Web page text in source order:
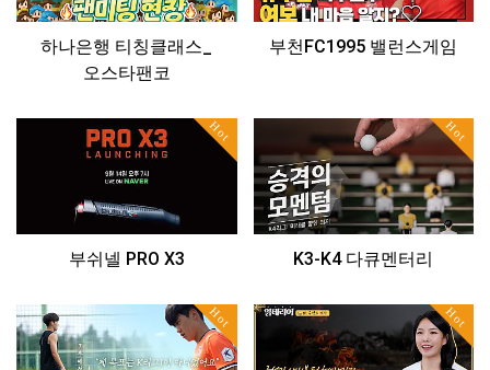
하나은행 티칭클래스_
오스타팬코
부천FC1995 밸런스게임
Hot
부쉬넬 PRO X3
Hot
K3-K4 다큐멘터리
Hot Hot